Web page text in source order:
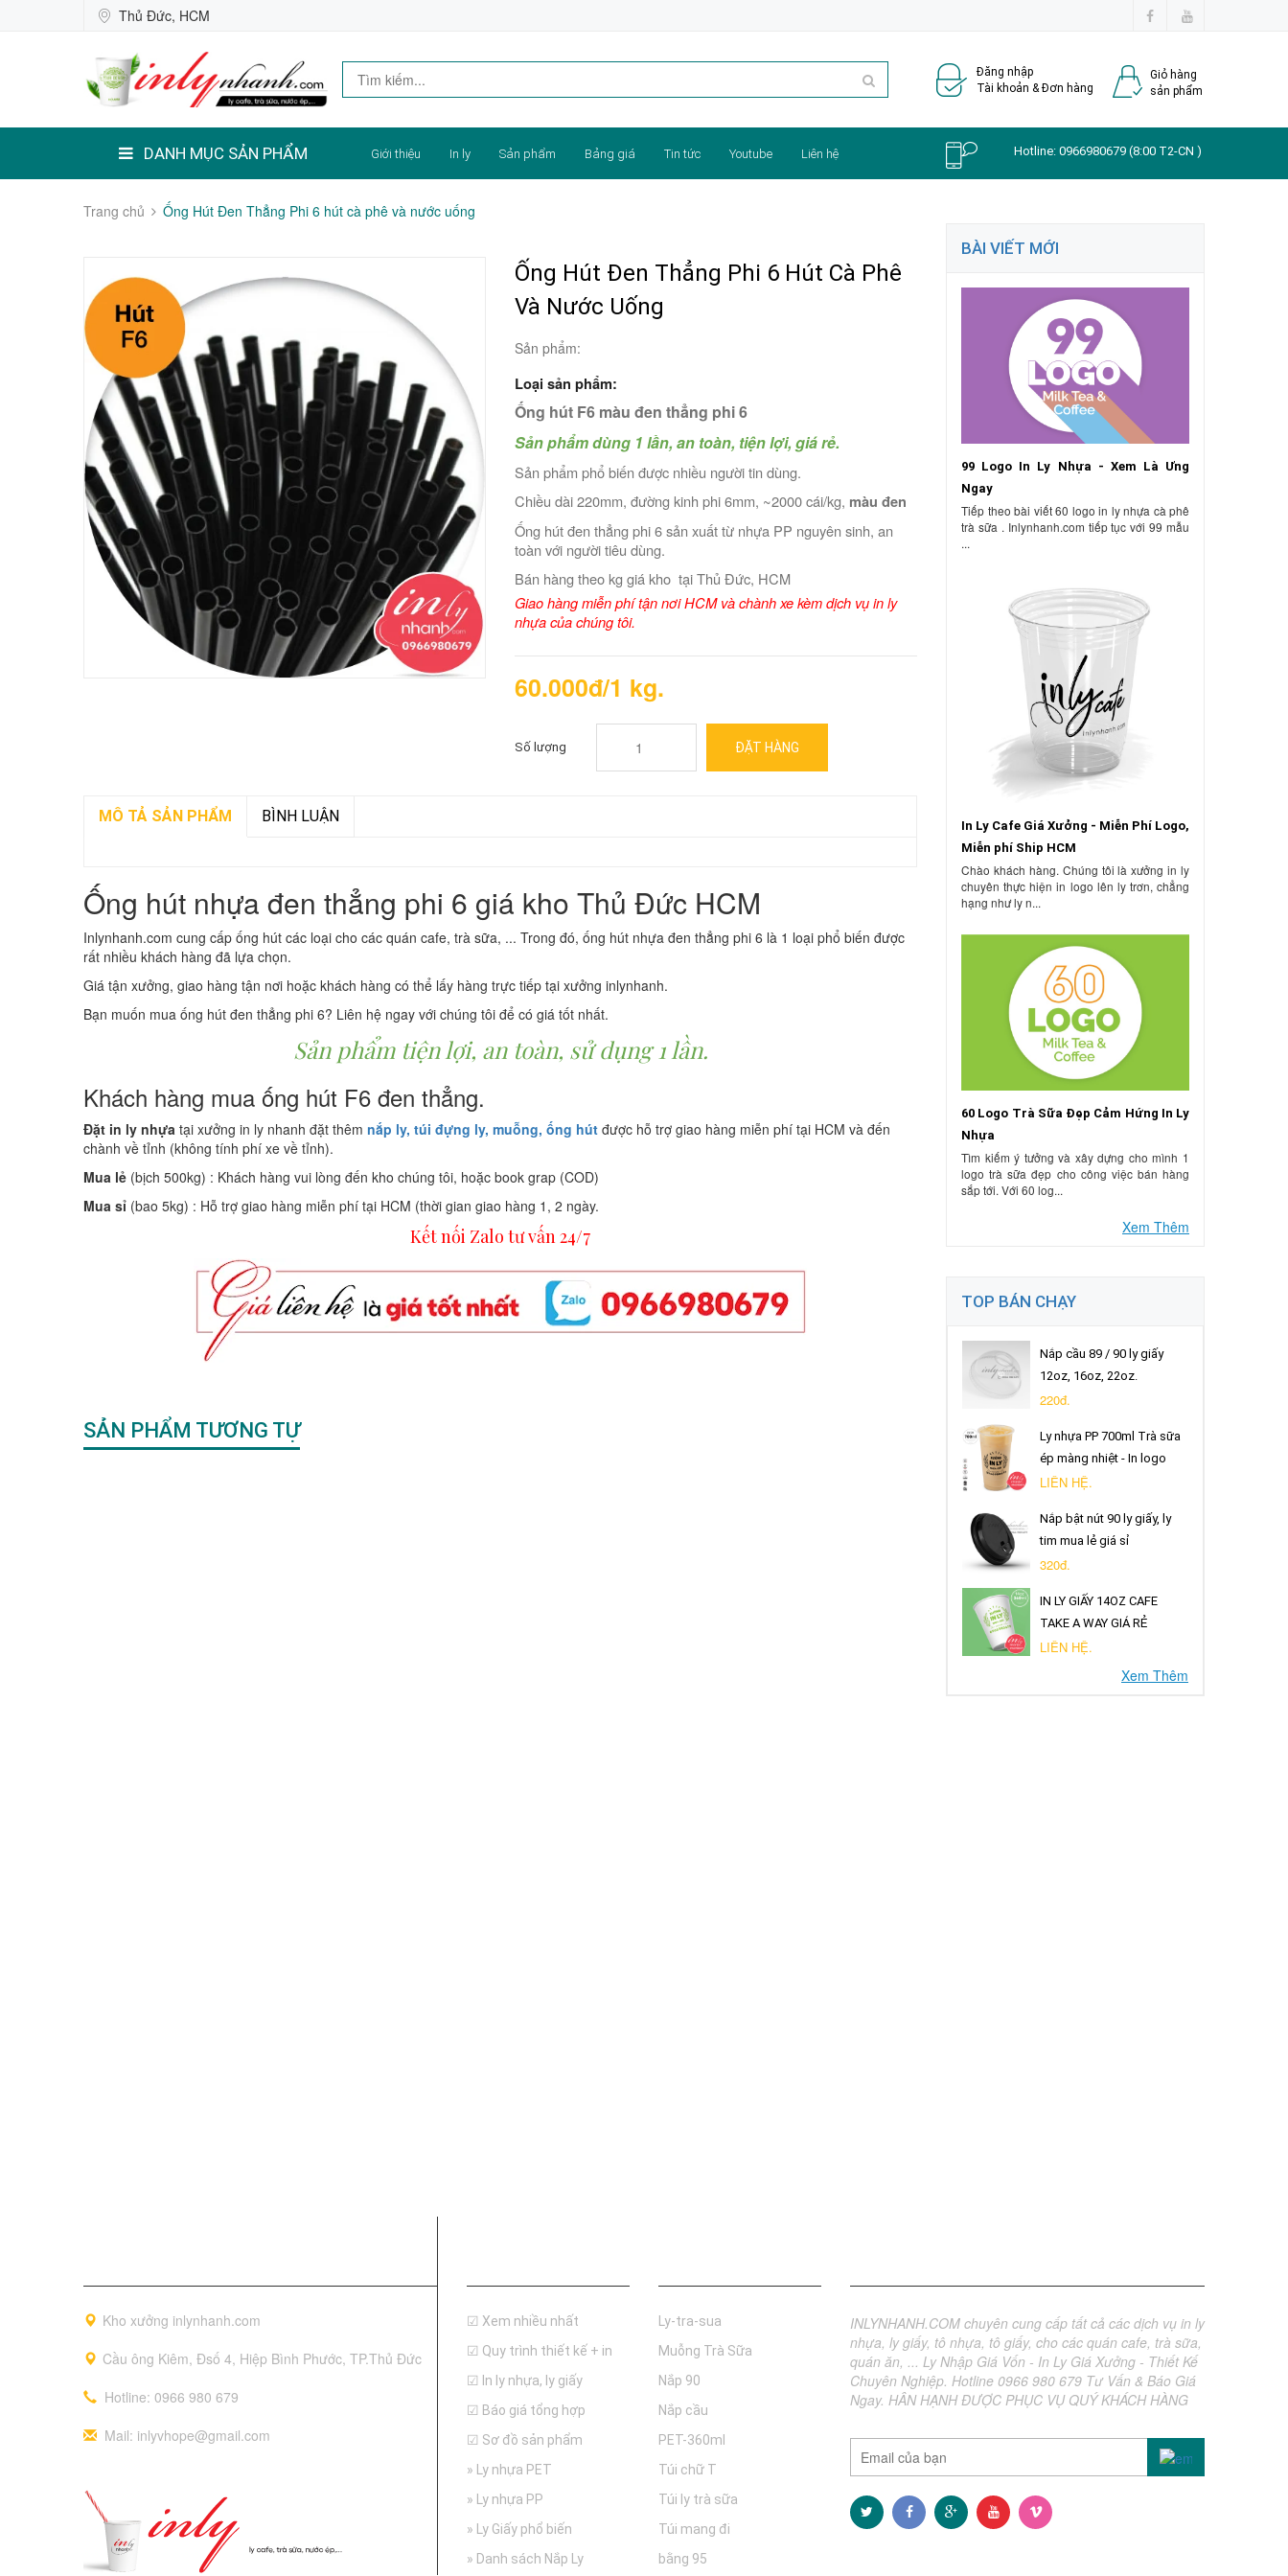
Thủ Đức, HCM
Đăng nhập
Tài khoản & Đơn hàng
Giỏ hàng
sản phẩm
DANH MỤC SẢN PHẨM Giới thiệu In ly Sản phẩm Bảng giá Tin tức Youtube Liên hệ Hotline: 0966980679 (8:00 T2-CN )
Trang chủ Ống Hút Đen Thẳng Phi 6 hút cà phê và nước uống
Ống Hút Đen Thẳng Phi 6 Hút Cà Phê
Và Nước Uống
Sản phẩm:
Loại sản phẩm:
Ống hút F6 màu đen thẳng phi 6
Sản phẩm dùng 1 lần, an toàn, tiện lợi, giá rẻ.
Sản phẩm phổ biến được nhiều người tin dùng.
Chiều dài 220mm, đường kinh phi 6mm, ~2000 cái/kg, màu đen
Ống hút đen thẳng phi 6 sản xuất từ nhựa PP nguyên sinh, an
toàn với người tiêu dùng.
Bán hàng theo kg giá kho tại Thủ Đức, HCM
Giao hàng miễn phí tận nơi HCM và chành xe kèm dịch vụ in ly
nhựa của chúng tôi.
60.000đ/1 kg.
Số lượng ĐẶT HÀNG
MÔ TẢ SẢN PHẨM BÌNH LUẬN
Ống hút nhựa đen thẳng phi 6 giá kho Thủ Đức HCM
Inlynhanh.com cung cấp ống hút các loại cho các quán cafe, trà sữa, ... Trong đó, ống hút nhựa đen thẳng phi 6 là 1 loại phổ biến được
rất nhiều khách hàng đã lựa chọn.
Giá tận xưởng, giao hàng tận nơi hoặc khách hàng có thể lấy hàng trực tiếp tại xưởng inlynhanh.
Bạn muốn mua ống hút đen thẳng phi 6? Liên hệ ngay với chúng tôi để có giá tốt nhất.
Sản phẩm tiện lợi, an toàn, sử dụng 1 lần.
Khách hàng mua ống hút F6 đen thẳng.
Đặt in ly nhựa tại xưởng in ly nhanh đặt thêm nắp ly, túi đựng ly, muỗng, ống hút được hỗ trợ giao hàng miễn phí tại HCM và đến
chành về tỉnh (không tính phí xe về tỉnh).
Mua lẻ (bịch 500kg) : Khách hàng vui lòng đến kho chúng tôi, hoặc book grap (COD)
Mua sỉ (bao 5kg) : Hỗ trợ giao hàng miễn phí tại HCM (thời gian giao hàng 1, 2 ngày.
Kết nối Zalo tư vấn 24/7
SẢN PHẨM TƯƠNG TỰ
BÀI VIẾT MỚI
99 Logo In Ly Nhựa - Xem Là Ưng
Ngay
Tiếp theo bài viết 60 logo in ly nhựa cà phê
trà sữa . Inlynhanh.com tiếp tục với 99 mẫu
...
In Ly Cafe Giá Xưởng - Miễn Phí Logo,
Miễn phí Ship HCM
Chào khách hàng. Chúng tôi là xưởng in ly
chuyên thực hiện in logo lên ly trơn, chẳng
hạng như ly n...
60 Logo Trà Sữa Đẹp Cảm Hứng In Ly
Nhựa
Tìm kiếm ý tưởng và xây dựng cho mình 1
logo trà sữa đẹp cho công việc bán hàng
sắp tới. Với 60 log...
Xem Thêm
TOP BÁN CHẠY
Nắp cầu 89 / 90 ly giấy
12oz, 16oz, 22oz.
220đ.
Ly nhựa PP 700ml Trà sữa
ép màng nhiệt - In logo
LIÊN HỆ.
Nắp bật nút 90 ly giấy, ly
tim mua lẻ giá sỉ
320đ.
IN LY GIẤY 14OZ CAFE
TAKE A WAY GIÁ RẺ
LIÊN HỆ.
Xem Thêm
Kho xưởng inlynhanh.com
Cầu ông Kiêm, Đsố 4, Hiệp Bình Phước, TP.Thủ Đức
Hotline: 0966 980 679
Mail: inlyvhope@gmail.com
☑ Xem nhiều nhất
☑ Quy trình thiết kế + in
☑ In ly nhựa, ly giấy
☑ Báo giá tổng hợp
☑ Sơ đồ sản phẩm
» Ly nhựa PET
» Ly nhựa PP
» Ly Giấy phổ biến
» Danh sách Nắp Ly
Ly-tra-sua
Muỗng Trà Sữa
Nắp 90
Nắp cầu
PET-360ml
Túi chữ T
Túi ly trà sữa
Túi mang đi
bằng 95
INLYNHANH.COM chuyên cung cấp tất cả các dịch vụ in ly
nhựa, ly giấy, tô nhựa, tô giấy, cho các quán cafe, trà sữa,
quán ăn, ... Ly Nhập Giá Vốn - In Ly Giá Xưởng - Thiết Kế
Chuyên Nghiệp. Hotline 0966 980 679 Tư Vấn & Báo Giá
Ngay. HÂN HẠNH ĐƯỢC PHỤC VỤ QUÝ KHÁCH HÀNG